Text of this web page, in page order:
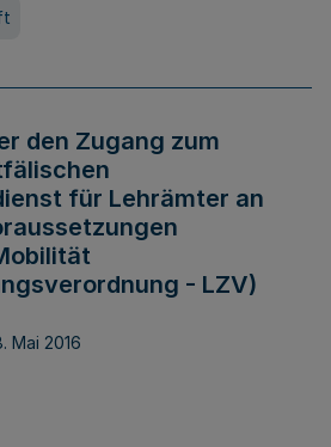
den Zugang zum
für Lehrämter an
- LZV)
Mai 2016